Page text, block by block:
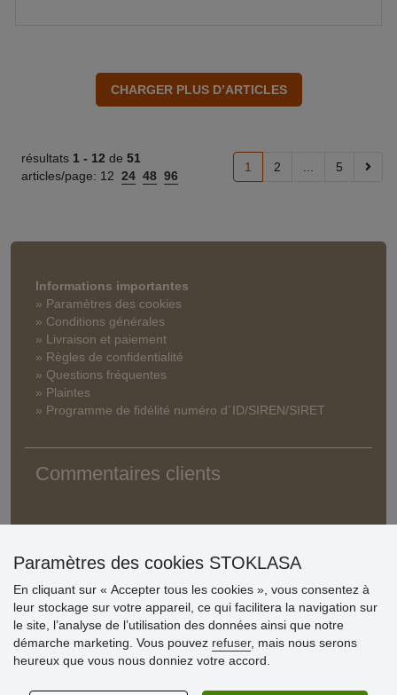
résultats 1 - 12 de 51
articles/page: 12 24 48 96
1 2 5
Informations importantes
» Paramètres des cookies
» Conditions générales
» Livraison et paiement
» Règles de confidentialité
» Questions fréquentes
» Plaintes
» Programme de fidélité numéro d´ID/SIREN/SIRET
Commentaires clients
Paramètres des cookies STOKLASA
En cliquant sur « Accepter tous les cookies », vous consentez à
leur stockage sur votre appareil, ce qui facilitera la navigation sur
le site, l’analyse de l’utilisation des données ainsi que notre
démarche marketing. Vous pouvez refuser, mais nous serons
heureux que vous nous donniez votre accord.